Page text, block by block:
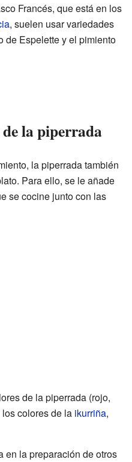
Francés, que está en los
, suelen usar variedades
de Espelette y el pimiento
la piperrada
la piperrada también
Para ello, se le añade
se cocine junto con las
de la piperrada (rojo,
colores de la ikurriña,
en la preparación de otros